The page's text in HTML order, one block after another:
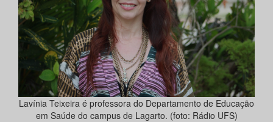
Lavínia Teixeira é professora do Departamento de Educação
em Saúde do campus de Lagarto. (foto: Rádio UFS)